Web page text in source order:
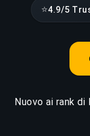
⭐4.9/5
Nuovo ai rank